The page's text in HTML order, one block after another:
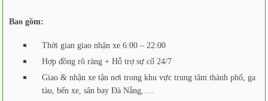
Bao gồm:
Thời gian giao nhận xe 6:00 – 22:00
Hợp đồng rõ ràng + Hỗ trợ sự cố 24/7
Giao & nhận xe tận nơi trong khu vực trung tâm thành phố, ga
tàu, bến xe, sân bay Đà Nẵng,….